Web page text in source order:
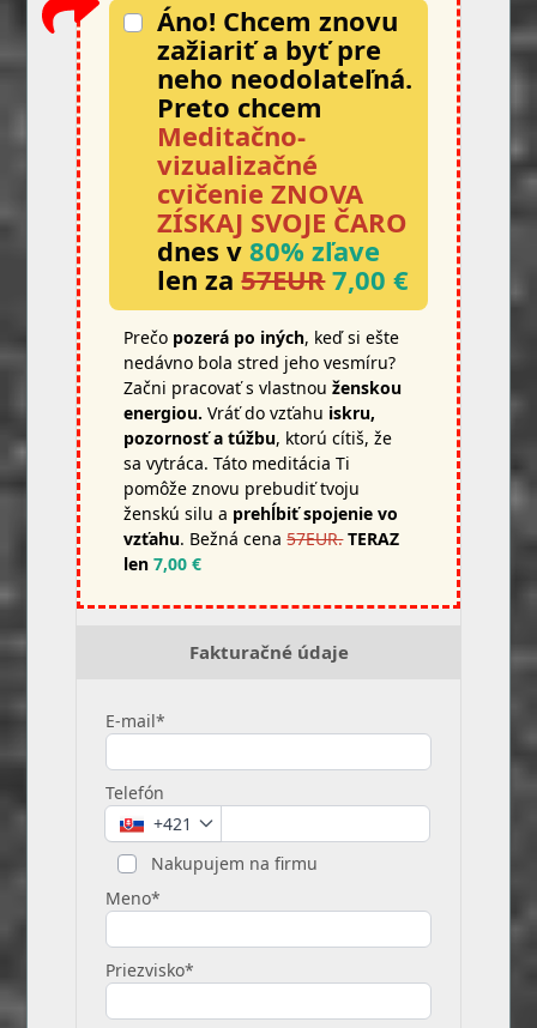
Áno! Chcem znovu
zažiariť a byť pre
neho neodolateľná.
Preto chcem
Meditačno-
vizualizačné
cvičenie ZNOVA
ZÍSKAJ SVOJE ČARO
dnes v80% zľave
len za57EUR 7,00 €
Prečo pozerá po iných, keď si ešte
nedávno bola stred jeho vesmíru?
Začni pracovať s vlastnouženskou
energiou. Vráť do vzťahu iskru,
pozornosť a túžbu, ktorú cítiš, že
sa vytráca. Táto meditácia Ti
pomôže znovu prebudiť tvoju
ženskú silu a prehĺbiť spojenie vo
vzťahu. Bežná cena57EUR. TERAZ
len7,00 €
Fakturačné údaje
E-mail*
Telefón
+421
Nakupujem na firmu
Meno*
Priezvisko*